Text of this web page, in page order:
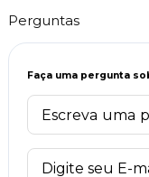
Perguntas
Faça uma pergunta